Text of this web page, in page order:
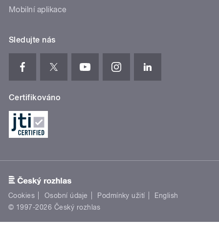
Mobilní aplikace
Sledujte nás
Certifikováno
Cookies Osobní údaje Podmínky užití
English
© 1997-2026 Český rozhlas